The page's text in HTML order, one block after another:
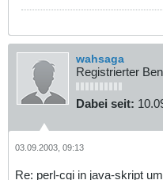
wahsaga
Registrierter
Dabei seit:
03.09.2003, 09:13
Re: perl-cgi in java-skript